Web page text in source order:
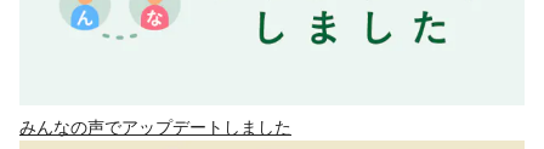
みんなの声でアップデートしました